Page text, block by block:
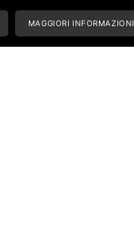
MAGGIORI INFORMAZIONI